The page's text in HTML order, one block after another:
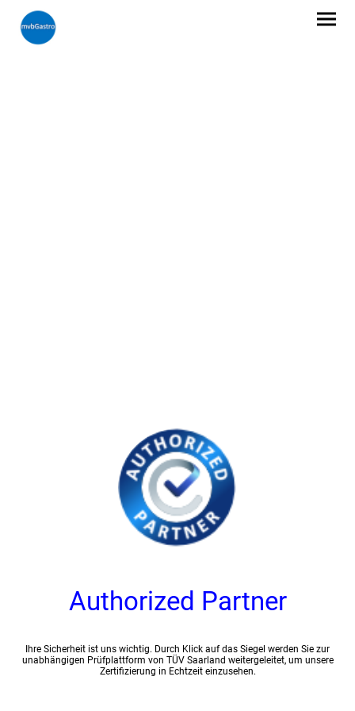
Authorized Partner
Ihre Sicherheit ist uns wichtig. Durch Klick auf das Siegel werden Sie zur
unabhängigen Prüfplattform von TÜV Saarland weitergeleitet, um unsere
Zertifizierung in Echtzeit einzusehen.